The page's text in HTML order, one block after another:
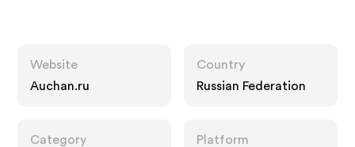
Website
Auchan.ru
Country
Russian Federation
Category
Platform